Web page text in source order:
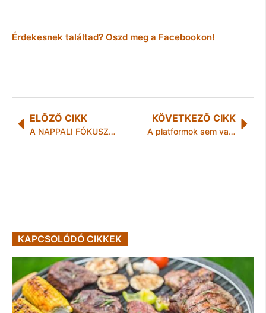
Érdekesnek találtad? Oszd meg a Facebookon!
ELŐZŐ CIKK
A NAPPALI FÓKUSZPONTJA: ÍGY VÁLHAT A TV A LAKÓTÉR DIZÁJNOS ELEMÉVÉ
KÖVETKEZŐ CIKK
A platformok sem vakfoltok: milliós bírságok a sneakercsoportokban-NAV sajtóközlemény
KAPCSOLÓDÓ CIKKEK